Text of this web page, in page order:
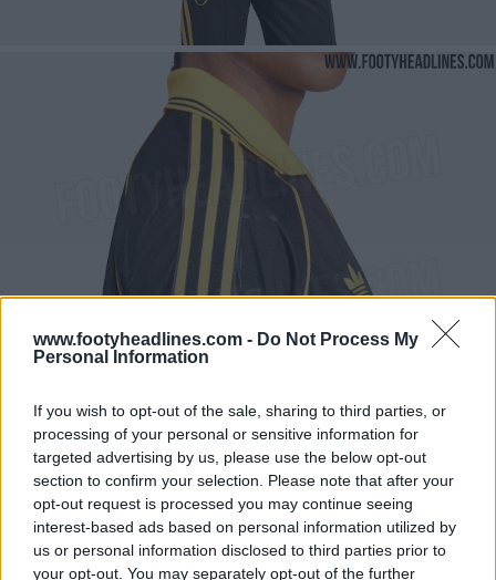
www.footyheadlines.com - Do Not Process My
Personal Information
If you wish to opt-out of the sale, sharing to third parties, or
processing of your personal or sensitive information for
targeted advertising by us, please use the below opt-out
section to confirm your selection. Please note that after your
opt-out request is processed you may continue seeing
interest-based ads based on personal information utilized by
us or personal information disclosed to third parties prior to
your opt-out. You may separately opt-out of the further